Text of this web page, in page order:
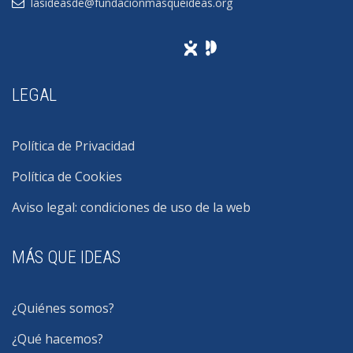
LEGAL
Política de Privacidad
Política de Cookies
Aviso legal: condiciones de uso de la web
MÁS QUE IDEAS
¿Quiénes somos?
¿Qué hacemos?